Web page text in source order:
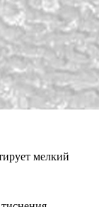
мелкий